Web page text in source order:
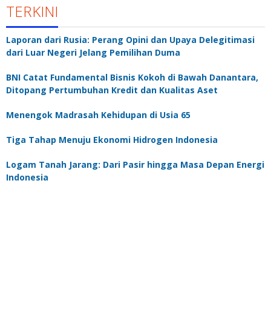
TERKINI
Laporan dari Rusia: Perang Opini dan Upaya Delegitimasi
dari Luar Negeri Jelang Pemilihan Duma
BNI Catat Fundamental Bisnis Kokoh di Bawah Danantara,
Ditopang Pertumbuhan Kredit dan Kualitas Aset
Menengok Madrasah Kehidupan di Usia 65
Tiga Tahap Menuju Ekonomi Hidrogen Indonesia
Logam Tanah Jarang: Dari Pasir hingga Masa Depan Energi
Indonesia